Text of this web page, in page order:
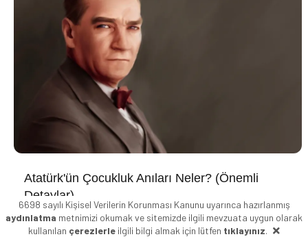
Atatürk'ün Çocukluk Anıları Neler? (Önemli
Detaylar)
6698 sayılı Kişisel Verilerin Korunması Kanunu uyarınca hazırlanmış
aydınlatma metnimizi okumak ve sitemizde ilgili mevzuata uygun olarak
kullanılan çerezlerle ilgili bilgi almak için lütfen tıklayınız.